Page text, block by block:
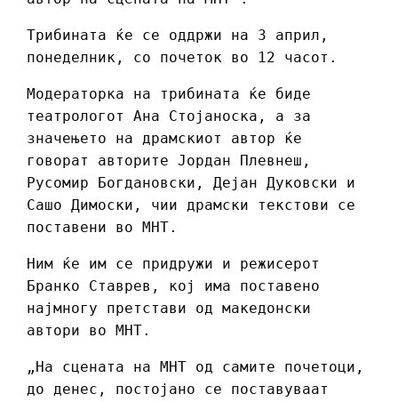
Трибината ќе се оддржи на 3 април,
понеделник, со почеток во 12 часот.
Модераторка на трибината ќе биде
театрологот Ана Стојаноска, а за
значењето на драмскиот автор ќе
говорат авторите Јордан Плевнеш,
Русомир Богдановски, Дејан Дуковски и
Сашо Димоски, чии драмски текстови се
поставени во МНТ.
Ним ќе им се придружи и режисерот
Бранко Ставрев, кој има поставено
најмногу претстави од македонски
автори во МНТ.
„На сцената на МНТ од самите почетоци,
до денес, постојано се поставуваат